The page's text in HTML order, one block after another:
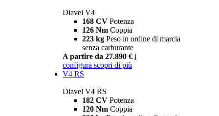
Diavel V4
168 CV Potenza
126 Nm Coppia
223 kg Peso in ordine di marcia
senza carburante
A partire da 27.890 € i
configura scopri di più
V4 RS
Diavel V4 RS
182 CV Potenza
120 Nm Coppia